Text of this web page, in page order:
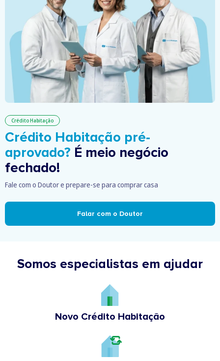
Crédito Habitação
Crédito Habitação pré-
aprovado? É meio negócio
fechado!
Fale com o Doutor e prepare-se para comprar casa
Falar com o Doutor
Somos especialistas em ajudar
Novo Crédito Habitação